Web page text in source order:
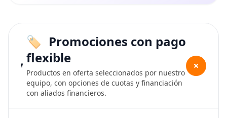
Promociones con pago
flexible
Productos en oferta seleccionados por nuestro
equipo, con opciones de cuotas y financiación
con aliados financieros.
+